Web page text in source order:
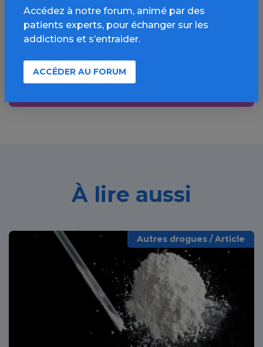
Informations, parcours d’évaluations,
bonnes pratiques, FAQ, annuaires,
ressources, actualités...
Découvrir
À lire aussi
Autres drogues / Article
Accédez à notre forum, animé par des
patients experts, pour échanger sur les
addictions et s’entraider.
ACCÉDER AU FORUM